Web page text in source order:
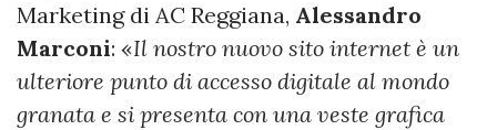
Marketing di AC Reggiana, Alessandro
Marconi: «Il nostro nuovo sito internet è un
ulteriore punto di accesso digitale al mondo
granata e si presenta con una veste grafica